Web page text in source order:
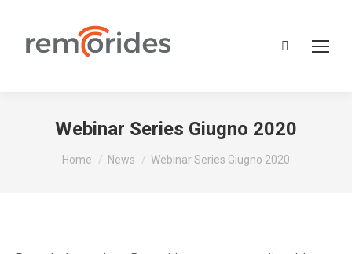
Cerca:
Webinar Series Giugno 2020
Tu sei qui:
Home News Webinar Series Giugno 2020